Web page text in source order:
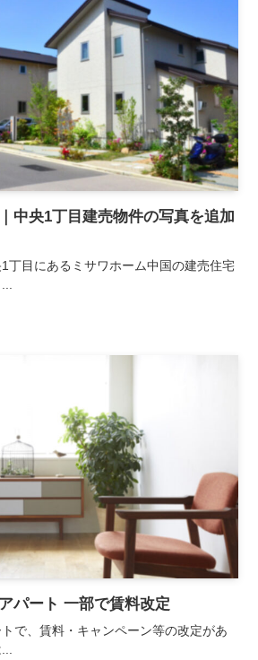
中央1丁目建売物件の写真を追加
丁目にあるミサワホーム中国の建売住宅
パート 一部で賃料改定
で、賃料・キャンペーン等の改定があ